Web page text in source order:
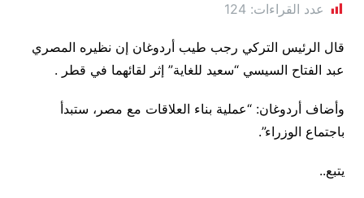
عدد القراءات: 124
قال الرئيس التركي رجب طيب أردوغان إن نظيره المصري
عبد الفتاح السيسي “سعيد للغاية” إثر لقائهما في قطر .
وأضاف أردوغان: “عملية بناء العلاقات مع مصر، ستبدأ
باجتماع الوزراء”.
يتبع..